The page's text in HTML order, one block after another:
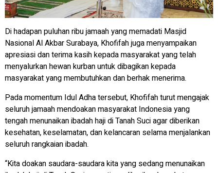
Di hadapan puluhan ribu jamaah yang memadati Masjid
Nasional Al Akbar Surabaya, Khofifah juga menyampaikan
apresiasi dan terima kasih kepada masyarakat yang telah
menyalurkan hewan kurban untuk dibagikan kepada
masyarakat yang membutuhkan dan berhak menerima.
Pada momentum Idul Adha tersebut, Khofifah turut mengajak
seluruh jamaah mendoakan masyarakat Indonesia yang
tengah menunaikan ibadah haji di Tanah Suci agar diberikan
kesehatan, keselamatan, dan kelancaran selama menjalankan
seluruh rangkaian ibadah.
“Kita doakan saudara-saudara kita yang sedang menunaikan